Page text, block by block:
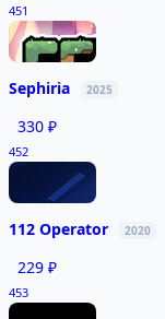
451
Sephiria 2025
330 ₽
452
112 Operator 2020
229 ₽
453